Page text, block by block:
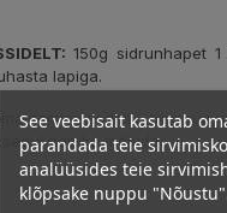
150g sidrunhapet
lapiga.
vedelik triikraua
natuke mõjuda.
See veebisait kasutab
parandada teie
analüüsides teie
klõpsake nuppu